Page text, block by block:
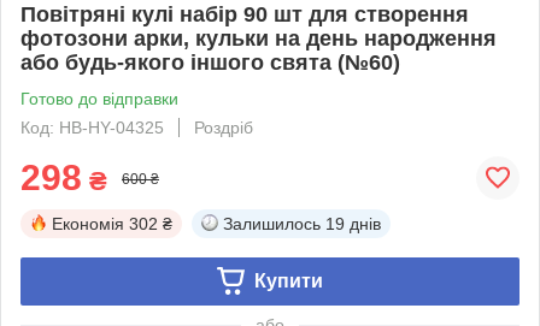
Повітряні кулі набір 90 шт для створення
фотозони арки, кульки на день народження
або будь-якого іншого свята (№60)
Готово до відправки
Код: HB-HY-04325
Роздріб
298 ₴ 600 ₴
Економія 302 ₴ Залишилось 19 днів
Купити